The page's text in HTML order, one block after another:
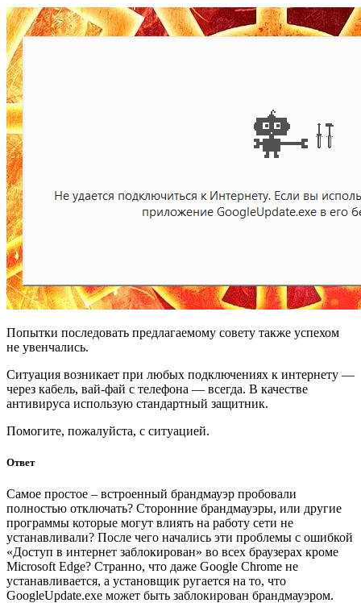
Попытки последовать предлагаемому совету также успехом
не увенчались.
Ситуация возникает при любых подключениях к интернету —
через кабель, вай-фай с телефона — всегда. В качестве
антивируса использую стандартный защитник.
Помогите, пожалуйста, с ситуацией.
Ответ
Самое простое – встроенный брандмауэр пробовали
полностью отключать? Сторонние брандмауэры, или другие
программы которые могут влиять на работу сети не
устанавливали? После чего начались эти проблемы с ошибкой
«Доступ в интернет заблокирован» во всех браузерах кроме
Microsoft Edge? Странно, что даже Google Chrome не
устанавливается, а установщик ругается на то, что
GoogleUpdate.exe может быть заблокирован брандмауэром.